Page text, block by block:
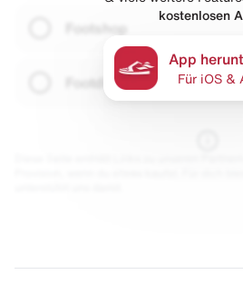
Footshop
Footdistrict
kostenlosen
App
Für iOS &